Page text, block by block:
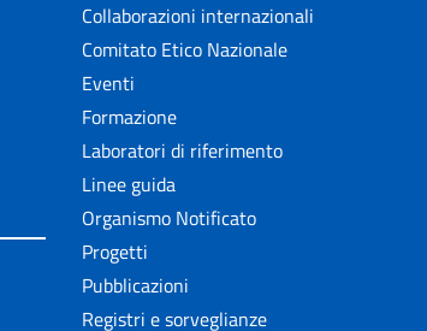
Collaborazioni internazionali
Comitato Etico Nazionale
Eventi
Formazione
Laboratori di riferimento
Linee guida
Organismo Notificato
Progetti
Pubblicazioni
Registri e sorveglianze